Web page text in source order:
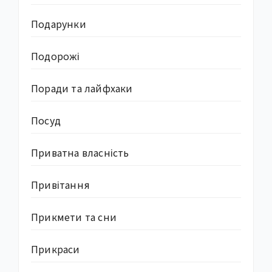
Подарунки
Подорожі
Поради та лайфхаки
Посуд
Приватна власність
Привітання
Прикмети та сни
Прикраси